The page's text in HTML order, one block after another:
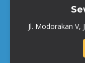
Jl. Modorakan V,